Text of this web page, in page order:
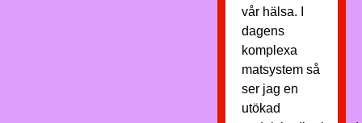
vår hälsa. I
dagens
komplexa
matsystem så
ser jag en
utökad